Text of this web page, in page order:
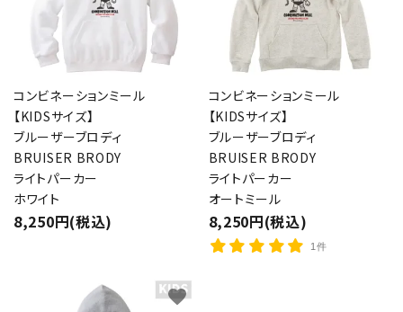
コンビネーションミール
【KIDSサイズ】
ブルーザーブロディ
BRUISER BRODY
ライトパーカー
ホワイト
8,250円(税込)
コンビネーションミール
【KIDSサイズ】
ブルーザーブロディ
BRUISER BRODY
ライトパーカー
オートミール
8,250円(税込)
1件
favorite